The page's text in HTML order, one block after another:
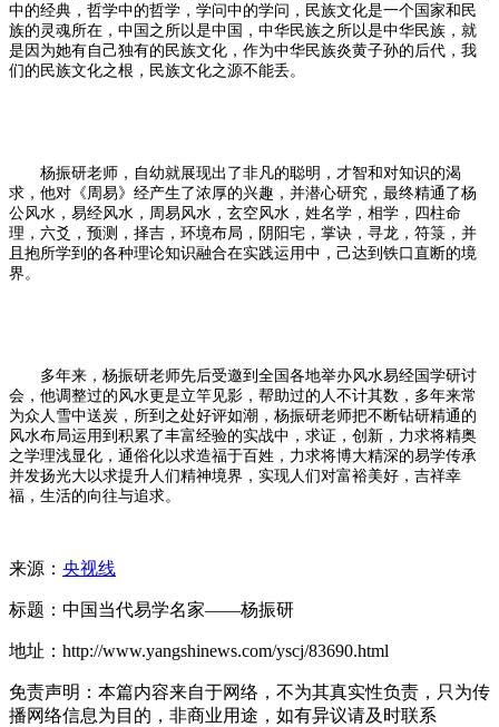
中的经典，哲学中的哲学，学问中的学问，民族文化是一个国家和民
族的灵魂所在，中国之所以是中国，中华民族之所以是中华民族，就
是因为她有自己独有的民族文化，作为中华民族炎黄子孙的后代，我
们的民族文化之根，民族文化之源不能丢。
杨振研老师，自幼就展现出了非凡的聪明，才智和对知识的渴
求，他对《周易》经产生了浓厚的兴趣，并潜心研究，最终精通了杨
公风水，易经风水，周易风水，玄空风水，姓名学，相学，四柱命
理，六爻，预测，择吉，环境布局，阴阳宅，掌诀，寻龙，符箓，并
且抱所学到的各种理论知识融合在实践运用中，己达到铁口直断的境
界。
多年来，杨振研老师先后受邀到全国各地举办风水易经国学研讨
会，他调整过的风水更是立竿见影，帮助过的人不计其数，多年来常
为众人雪中送炭，所到之处好评如潮，杨振研老师把不断钻研精通的
风水布局运用到积累了丰富经验的实战中，求证，创新，力求将精奥
之学理浅显化，通俗化以求造福于百姓，力求将博大精深的易学传承
并发扬光大以求提升人们精神境界，实现人们对富裕美好，吉祥幸
福，生活的向往与追求。
来源： 央视线
标题：中国当代易学名家——杨振研
地址：http://www.yangshinews.com/yscj/83690.html
免责声明：本篇内容来自于网络，不为其真实性负责，只为传
播网络信息为目的，非商业用途，如有异议请及时联系